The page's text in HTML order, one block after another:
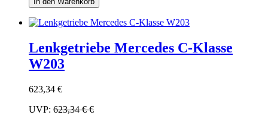
Lenkgetriebe Mercedes C-Klasse
W203
623,34 €
UVP: 623,34 €€